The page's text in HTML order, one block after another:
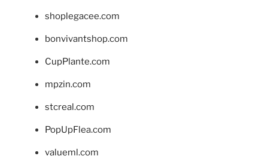
shoplegacee.com
bonvivantshop.com
CupPlante.com
mpzin.com
stcreal.com
PopUpFlea.com
valueml.com